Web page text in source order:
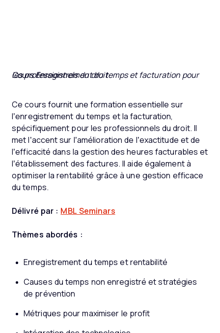
Cours Enregistrement du temps et facturation pour les professionnels du droit
Ce cours fournit une formation essentielle sur
l’enregistrement du temps et la facturation,
spécifiquement pour les professionnels du droit. Il
met l’accent sur l’amélioration de l’exactitude et de
l’efficacité dans la gestion des heures facturables et
l’établissement des factures. Il aide également à
optimiser la rentabilité grâce à une gestion efficace
du temps.
Délivré par : MBL Seminars
Thèmes abordés :
Enregistrement du temps et rentabilité
Causes du temps non enregistré et stratégies
de prévention
Métriques pour maximiser le profit